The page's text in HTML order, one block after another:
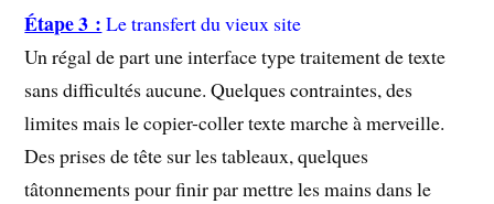
Étape 3 : Le transfert du vieux site
Un régal de part une interface type traitement de texte
sans difficultés aucune. Quelques contraintes, des
limites mais le copier-coller texte marche à merveille.
Des prises de tête sur les tableaux, quelques
tâtonnements pour finir par mettre les mains dans le